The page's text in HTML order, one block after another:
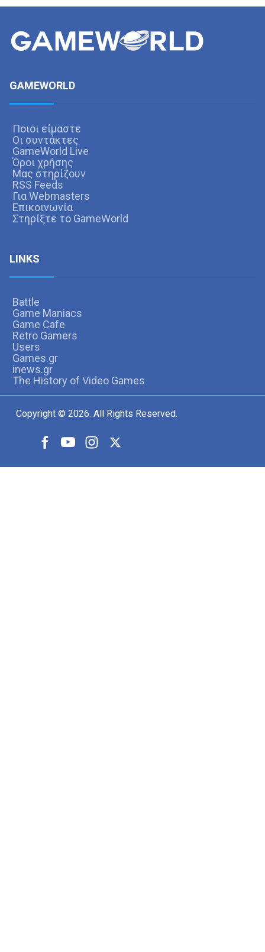
GAMEWORLD
Ποιοι είμαστε
Οι συντάκτες
GameWorld Live
Όροι χρήσης
Μας στηρίζουν
RSS Feeds
Για Webmasters
Επικοινωνία
Στηρίξτε το GameWorld
LINKS
Battle
Game Maniacs
Game Cafe
Retro Gamers
Users
Games.gr
inews.gr
The History of Video Games
Copyright © 2026. All Rights Reserved.